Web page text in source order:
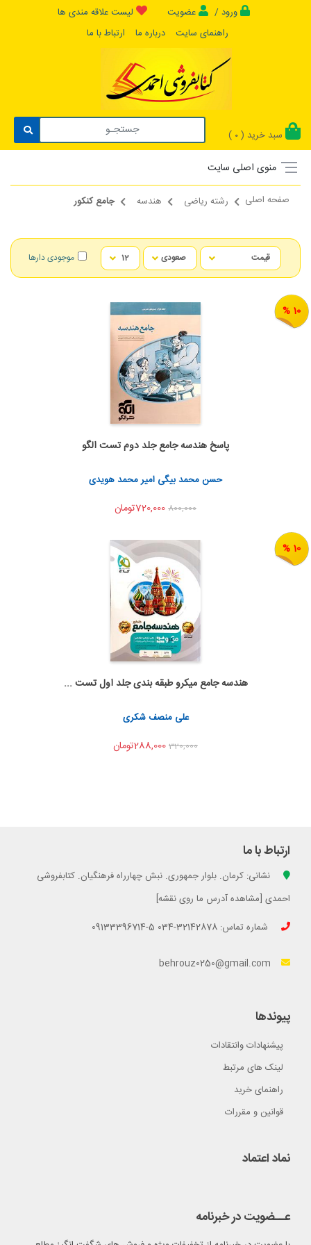
ورود / عضویت
لیست علاقه مندی ها
راهنمای سایت
درباره ما ارتباط با ما
سبد خرید ( 0
)
منوی اصلی سایت
صفحه اصلی رشته ریاضی هندسه جامع کنکور
موجودی دارها
10 %
اضافه به سبد خرید
اشتراک گذاری
پاسخ هندسه جامع جلد دوم تست الگو
حسن محمد بیگی امیر محمد هویدی
800,000
10 %
اضافه به سبد خرید
اشتراک گذاری
هندسه جامع میکرو طبقه بندی جلد اول تست ...
علی منصف شکری
320,000
ارتباط با ما
نشانی: کرمان. بلوار جمهوری. نبش چهارراه فرهنگیان. کتابفروشی
احمدی [مشاهده آدرس ما روی نقشه]
شماره تماس: 32142878-034 5-09133396714
behrouz0250@gmail.com
پیوندها
پیشنهادات وانتقادات
لینک های مرتبط
راهنمای خرید
قوانین و مقررات
نماد اعتماد
عــضویت در خبرنامه